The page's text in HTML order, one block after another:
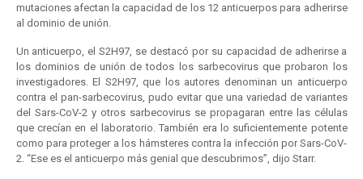
mutaciones afectan la capacidad de los 12 anticuerpos para adherirse
al dominio de unión.
Un anticuerpo, el S2H97, se destacó por su capacidad de adherirse a
los dominios de unión de todos los sarbecovirus que probaron los
investigadores. El S2H97, que los autores denominan un anticuerpo
contra el pan-sarbecovirus, pudo evitar que una variedad de variantes
del Sars-CoV-2 y otros sarbecovirus se propagaran entre las células
que crecían en el laboratorio. También era lo suficientemente potente
como para proteger a los hámsteres contra la infección por Sars-CoV-
2. “Ese es el anticuerpo más genial que descubrimos”, dijo Starr.